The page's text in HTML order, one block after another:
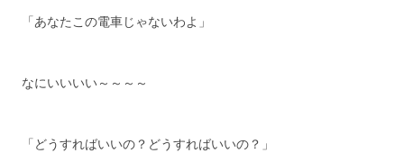
「あなたこの電車じゃないわよ」
なにいいいい～～～～
「どうすればいいの？どうすればいいの？」